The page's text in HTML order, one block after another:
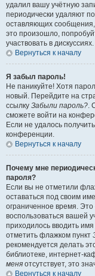
удалил вашу учётную
периодически удаляют
оставляющих
это произошло,
участвовать в дискуссиях.
Вернуться к началу
Я забыл пароль!
Не паникуйте! Хотя
новый. Перейдите на
ссылку Забыли пароль?.
сможете войти на
Если не удалось
конференции.
Вернуться к началу
Почему мне
пароля?
Если вы не отметили
оставаться под своим
ограниченное время. Это
воспользоваться вашей
приходилось вводить
отметить флажком пункт
рекомендуется делать
библиотеке, интернет-
меня отсутствует, это
Вернуться к началу